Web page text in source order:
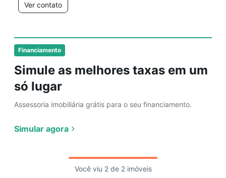
Financiamento
Simule as melhores taxas em um
só lugar
Assessoria imobiliária grátis para o seu financiamento.
Simular agora
Ver contato
Você viu 2 de 2 imóveis